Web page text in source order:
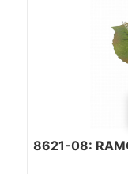
8621-08: